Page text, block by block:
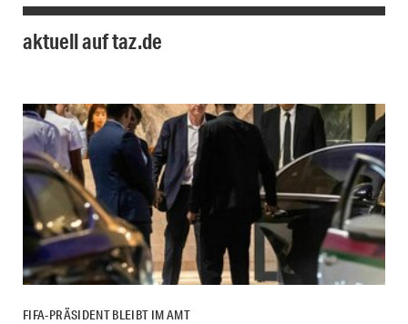
aktuell auf taz.de
FIFA-PRÄSIDENT BLEIBT IM AMT